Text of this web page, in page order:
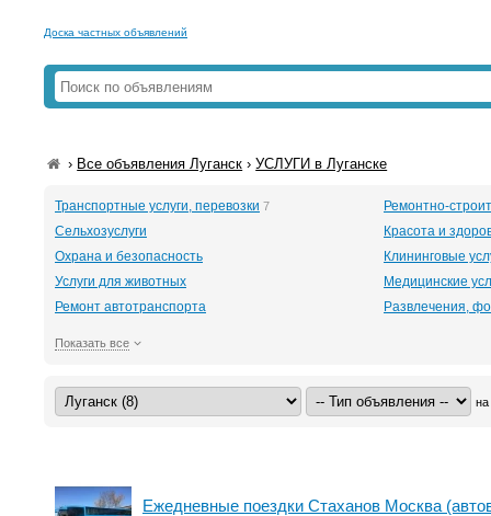
Доска частных объявлений
› Все объявления Луганск ›УСЛУГИ в Луганске
Транспортные услуги, перевозки 7
Ремонтно-
Сельхозуслуги
Красота и
Охрана и безопасность
Клининговые
Услуги для животных
Медицинские
Ремонт автотранспорта
Развлечения,
Показать все
на
Ежедневные поездки Стаханов Москва